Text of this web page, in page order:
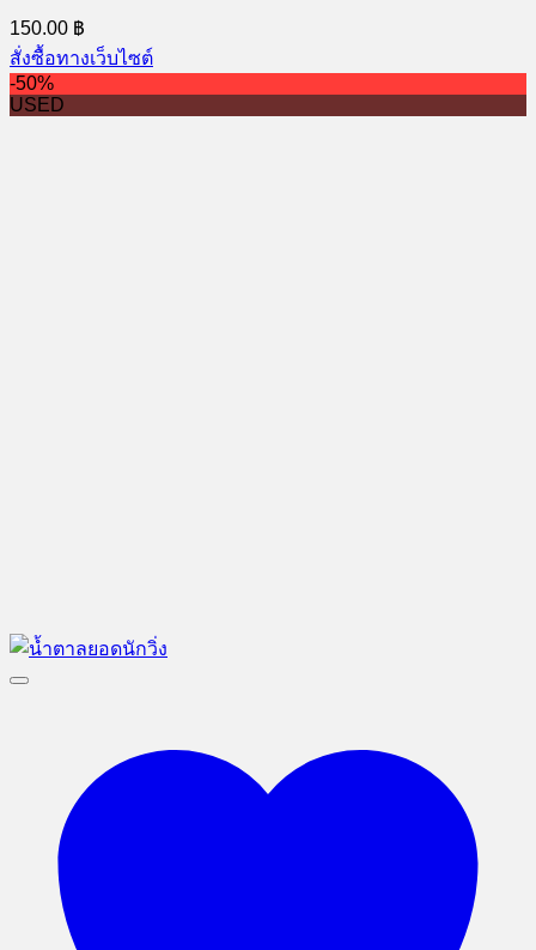
150.00 ฿
สั่งซื้อทางเว็บไซต์
-50%
USED